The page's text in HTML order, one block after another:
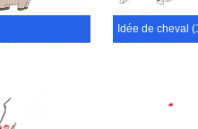
Idée de cheval